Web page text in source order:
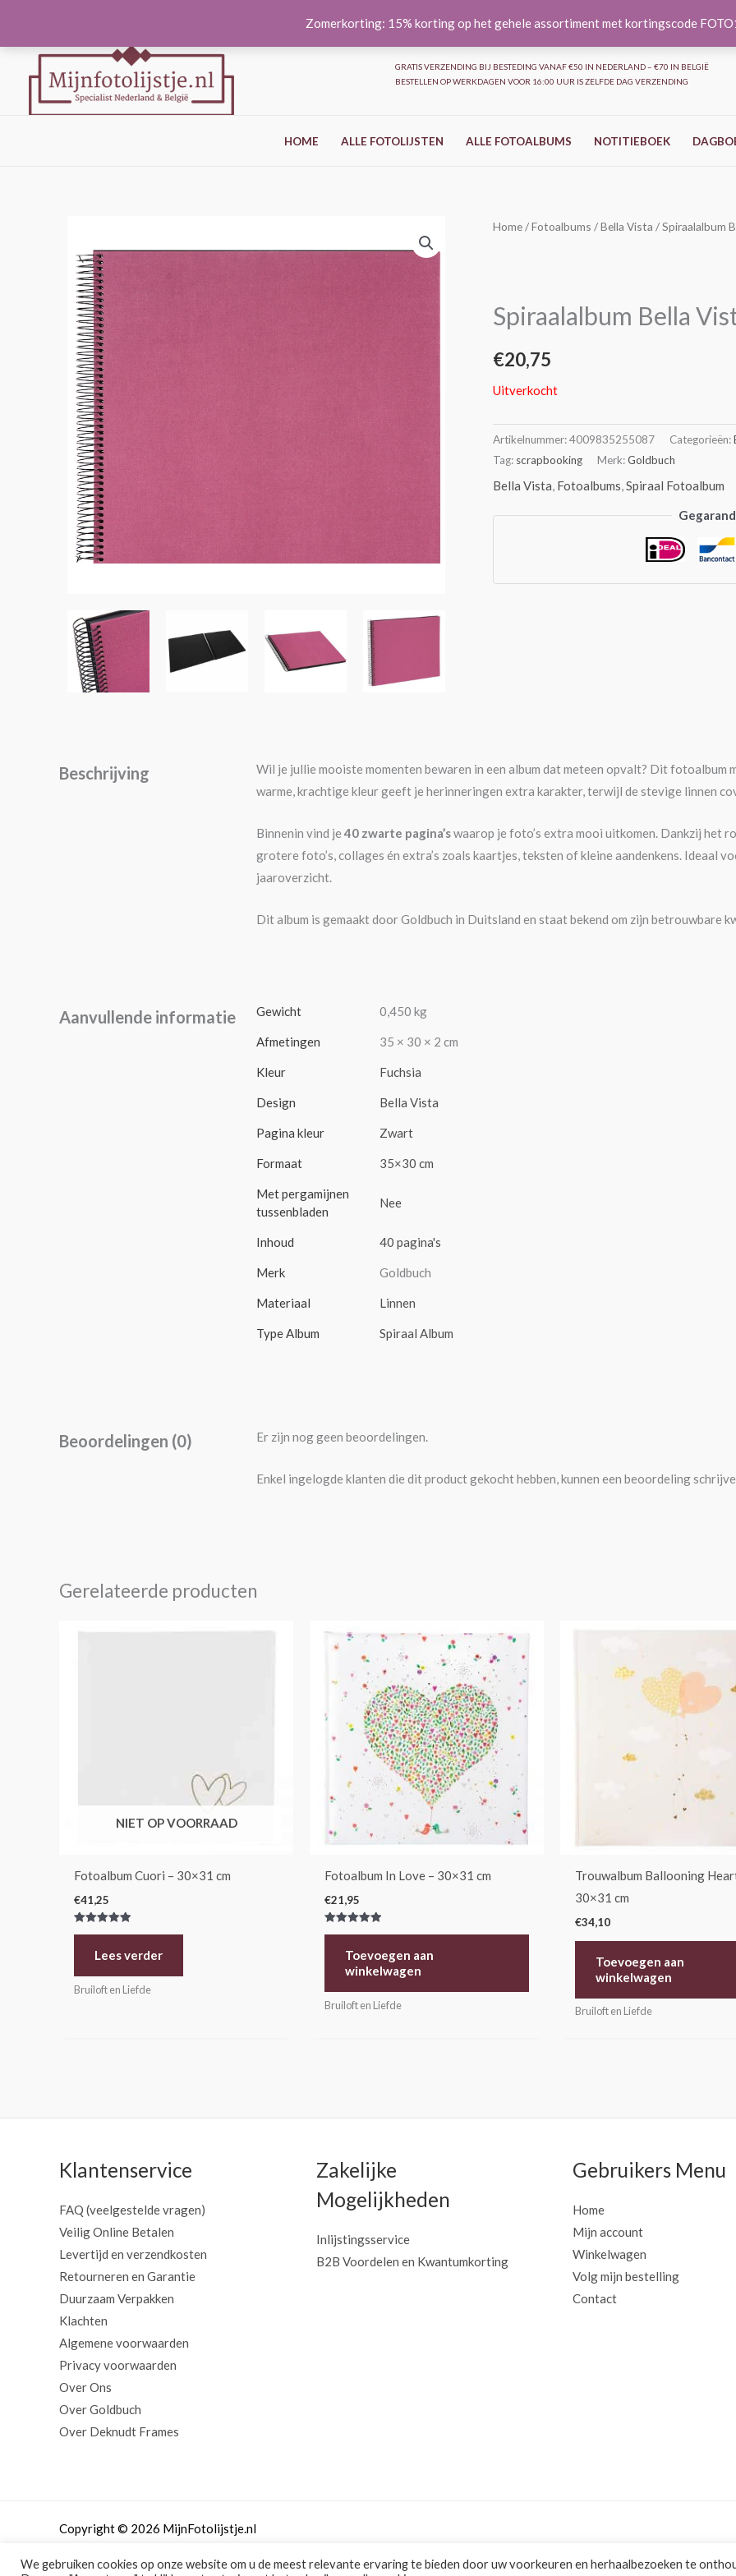
Zomerkorting: 15% korting op het gehele assortiment met kortingscode
inhoud
GRATIS VERZENDING BIJ BESTEDING VANAF €50 IN NEDERLAND – €70 IN BELGIË
BESTELLEN OP WERKDAGEN VOOR 16:00 UUR IS ZELFDE DAG VERZENDING
HOME ALLE FOTOLIJSTEN ALLE FOTOALBUMS NOTITIEBOEK
Home/Fotoalbums /Bella Vista / Spiraalalbum
Spiraalalbum Bella
€20,75
Uitverkocht
Artikelnummer:4009835255087 Categorieën:
Tag: scrapbooking Merk:Goldbuch
Bella Vista, Fotoalbums,Spiraal Fotoalbum
Beschrijving
Wil je jullie mooiste momenten bewaren in een album dat meteen opvalt? Dit fotoalbum
warme, krachtige kleur geeft je herinneringen extra karakter, terwijl de stevige linnen
Binnenin vind je 40 zwarte pagina’swaarop je foto’s extra mooi uitkomen. Dankzij het
grotere foto’s, collages én extra’s zoals kaartjes, teksten of kleine aandenkens. Ideaal
jaaroverzicht.
Dit album is gemaakt door Goldbuch in Duitsland en staat bekend om zijn betrouwbare
Aanvullende informatie Gewicht 0,450 kg
Afmetingen 35 × 30 × 2 cm
Kleur Fuchsia
Design Bella Vista
Pagina kleur Zwart
Formaat 35×30 cm
Met pergamijnen
tussenbladen
Nee
Inhoud 40 pagina's
Merk Goldbuch
Materiaal Linnen
Type Album Spiraal Album
Beoordelingen (0) Er zijn nog geen beoordelingen.
Enkel ingelogde klanten die dit product gekocht hebben, kunnen een beoordeling
Gerelateerde producten
NIET OP VOORRAAD
Fotoalbum Cuori – 30×31 cm
€41,25
Gewaardeerd
Lees verder
Bruiloft en Liefde
Fotoalbum In Love – 30×31 cm
€21,95
Gewaardeerd
Toevoegen aan
winkelwagen
Bruiloft en Liefde
Trouwalbum Ballooning
30×31 cm
€34,10
Toevoegen aan
winkelwagen
Bruiloft en Liefde
Klantenservice
FAQ (veelgestelde vragen)
Veilig Online Betalen
Levertijd en verzendkosten
Retourneren en Garantie
Duurzaam Verpakken
Klachten
Algemene voorwaarden
Privacy voorwaarden
Over Ons
Over Goldbuch
Over Deknudt Frames
Zakelijke
Mogelijkheden
Inlijstingsservice
B2B Voordelen en Kwantumkorting
Gebruikers Menu
Home
Mijn account
Winkelwagen
Volg mijn bestelling
Contact
Copyright © 2026 MijnFotolijstje.nl
We gebruiken cookies op onze website om u de meest relevante ervaring te bieden door uw voorkeuren en herhaalbezoeken te